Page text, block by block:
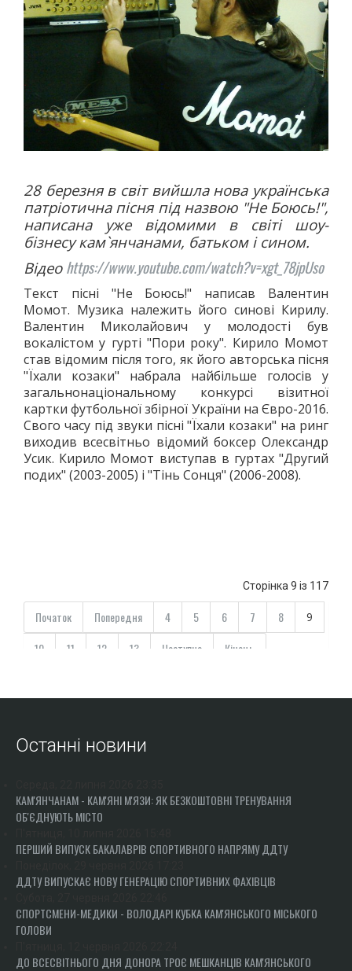
28 березня в світ вийшла нова українська
патріотична пісня під назвою "Не Боюсь!",
написана уже відомими в світі шоу-
бізнесу кам`янчанами, батьком і сином.
Відео https://www.youtube.com/watch?v=xgt_78jpUso
Текст пісні "Не Боюсь!" написав Валентин
Момот. Музика належить його синові Кирилу.
Валентин Миколайович у молодості був
вокалістом у гурті "Пори року". Кирило Момот
став відомим після того, як його авторська пісня
"Їхали козаки" набрала найбільше голосів у
загальнонаціональному конкурсі візитної
картки футбольної збірної України на Євро-2016.
Свого часу під звуки пісні "Їхали козаки" на ринг
виходив всесвітньо відомий боксер Олександр
Усик. Кирило Момот виступав в гуртах "Другий
подих" (2003-2005) і "Тінь Сонця" (2006-2008).
Сторінка 9 із 117
Початок Попередня 4 5 6 7 8 9
10 11 12 13 Наступна Кінець
Останні новини
КАМ'ЯНЧАНАМ - КАМ'ЯНІ М'ЯЗИ: ЯК БЕЗКОШТОВНІ ТРЕНУВАННЯ
ОБ'ЄДНУЮТЬ МІСТО
ПЕРШИЙ ВИПУСК БАКАЛАВРІВ СПОРТИВНОГО НАПРЯМУ ДДТУ
ДДТУ ВИПУСКАЄ НОВУ ГЕНЕРАЦІЮ СПОРТИВНИХ ФАХІВЦІВ
СПОРТСМЕНИ-МЕДИКИ - ВОЛОДАРІ КУБКА КАМ'ЯНСЬКОГО МІСЬКОГО
ГОЛОВИ
ДО ВСЕСВІТНЬОГО ДНЯ ДОНОРА ТРОЄ МЕШКАНЦІВ КАМ'ЯНСЬКОГО